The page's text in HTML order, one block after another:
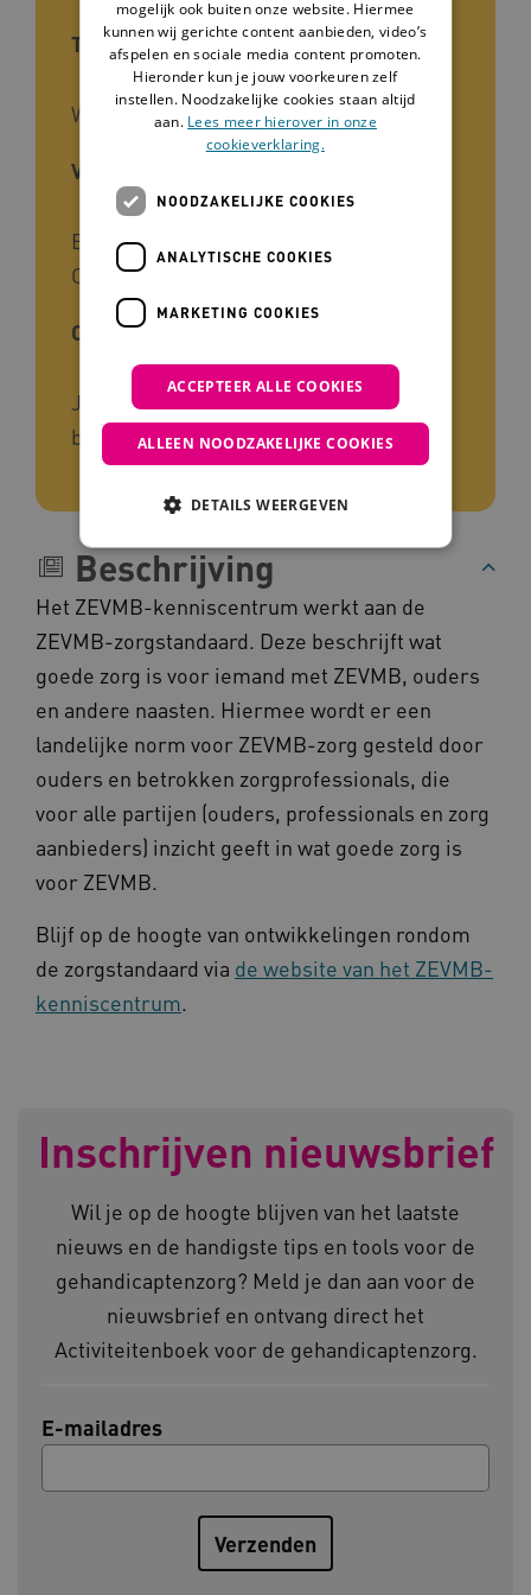
Type tool
Website
Voor wie
Begeleiders, Naasten, Zorgverleners,
Onderzoekers, Zorgmanagers
Cliëntgroep
Jongeren, Zeer ernstig verstandelijke
beperking
Beschrijving
Het ZEVMB-kenniscentrum werkt aan de
ZEVMB-zorgstandaard. Deze beschrijft wat
goede zorg is voor iemand met ZEVMB, ouders
en andere naasten. Hiermee wordt er een
landelijke norm voor ZEVMB-zorg gesteld door
ouders en betrokken zorgprofessionals, die
voor alle partijen (ouders, professionals en zorg
aanbieders) inzicht geeft in wat goede zorg is
voor ZEVMB.
Blijf op de hoogte van ontwikkelingen rondom
de zorgstandaard via de website van het ZEVMB-
kenniscentrum
Inschrijven nieuwsbrief
Wil je op de hoogte blijven van het laatste
nieuws en de handigste tips en tools voor de
gehandicaptenzorg? Meld je dan aan voor de
nieuwsbrief en ontvang direct het
Activiteitenboek voor de gehandicaptenzorg.
E-mailadres
mogelijk ook buiten onze website. Hiermee
kunnen wij gerichte content aanbieden, video’s
afspelen en sociale media content promoten.
Hieronder kun je jouw voorkeuren zelf
instellen. Noodzakelijke cookies staan altijd
aan. Lees meer hierover in onze
cookieverklaring.
NOODZAKELIJKE COOKIES
ANALYTISCHE COOKIES
MARKETING COOKIES
ACCEPTEER ALLE COOKIES
ALLEEN NOODZAKELIJKE COOKIES
DETAILS WEERGEVEN
Noodzakelijke cookies
Analytische cookies
Deze functionele en technische cookies zorgen
ervoor dat de website werkt. Deze cookies
worden altijd geplaatst en maken geen inbreuk
__Secure-YNID
__Secure-
.youtube.com
.vimeo.com
BCSessionID vilans.blueconic.net
ARRAffinity